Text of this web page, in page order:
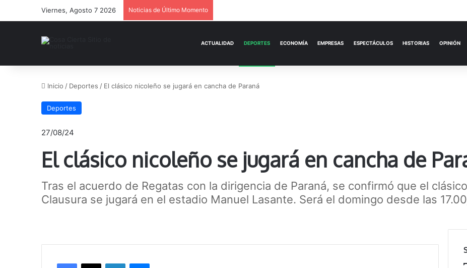
Viernes, Agosto 7 2026 Noticias de Último Momento
Inicio / Deportes / El clásico nicoleño se jugará en cancha de Paraná
Deportes
27/08/24
El clásico nicoleño se jugará en cancha de
Tras el acuerdo de Regatas con la dirigencia de Paraná, se confirmó que el
Clausura se jugará en el estadio Manuel Lasante. Será el domingo desde las
X LinkedIn